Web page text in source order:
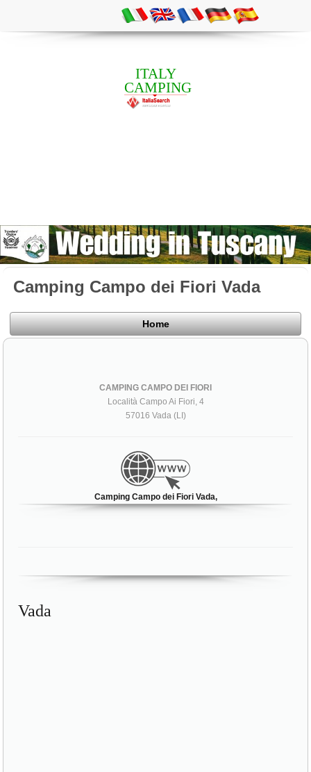
ITALY
CAMPING
Camping Campo dei Fiori Vada
Home
CAMPING CAMPO DEI FIORI
Località Campo Ai Fiori, 4
57016 Vada (LI)
Camping Campo dei Fiori Vada,
Vada